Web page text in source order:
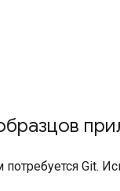
потребуется Git.